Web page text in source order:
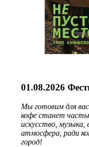
01.08.2026
Мы готовим для
кофе станет
искусство,
атмосфера, ради
город!